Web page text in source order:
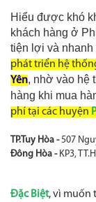
Hiểu được khó
khách hàng ở
tiện lợi và nhanh
phát triển hệ
Yên, nhờ vào hệ
hàng khi mua
phí tại các huyện
TP.Tuy Hòa -507
Đông Hòa - KP3,
Đặc Biệt, vì muốn